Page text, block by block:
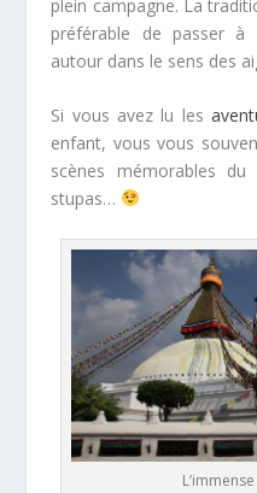
plein campagne. La
préférable de passer
autour dans le sens des
Si vous avez lu les
enfant, vous vous
scènes mémorables
stupas…